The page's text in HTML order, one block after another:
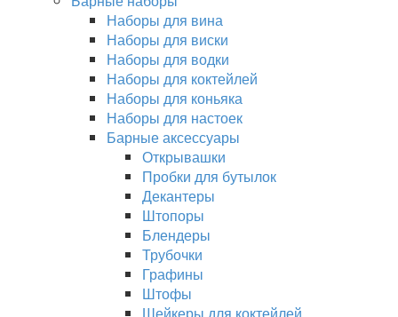
Наборы для вина
Наборы для виски
Наборы для водки
Наборы для коктейлей
Наборы для коньяка
Наборы для настоек
Барные аксессуары
Открывашки
Пробки для бутылок
Декантеры
Штопоры
Блендеры
Трубочки
Графины
Штофы